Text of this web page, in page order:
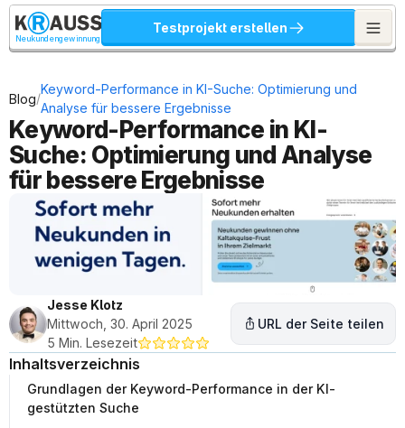
Neukundengewinnung
Testprojekt erstellen
Blog/
Keyword-Performance in KI-Suche: Optimierung und
Analyse für bessere Ergebnisse
Keyword-Performance in KI-
Suche: Optimierung und Analyse
für bessere Ergebnisse
Jesse Klotz
Mittwoch, 30. April 2025
5 Min. Lesezeit
URL der Seite teilen
Inhaltsverzeichnis
Grundlagen der Keyword-Performance in der KI-
gestützten Suche